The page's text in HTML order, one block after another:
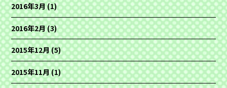
2016年3月(1)
2016年2月(3)
2015年12月(5)
2015年11月(1)